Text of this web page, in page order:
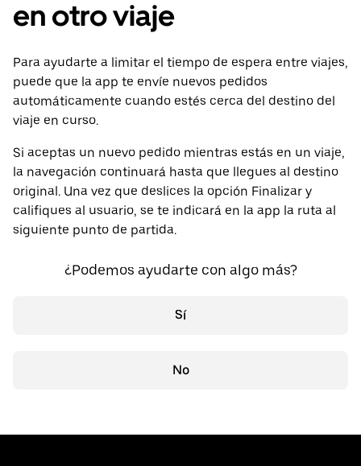
en otro viaje
Para ayudarte a limitar el tiempo de espera entre viajes,
puede que la app te envíe nuevos pedidos
automáticamente cuando estés cerca del destino del
viaje en curso.
Si aceptas un nuevo pedido mientras estás en un viaje,
la navegación continuará hasta que llegues al destino
original. Una vez que deslices la opción Finalizar y
califiques al usuario, se te indicará en la app la ruta al
siguiente punto de partida.
¿Podemos ayudarte con algo más?
Sí
No